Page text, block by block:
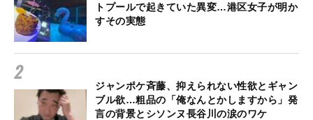
トプールで起きていた異変…港区女子が明か
すその実態
ジャンポケ斉藤、抑えられない性欲とギャン
ブル欲…粗品の「俺なんとかしますから」発
言の背景とシソンヌ長谷川の涙のワケ